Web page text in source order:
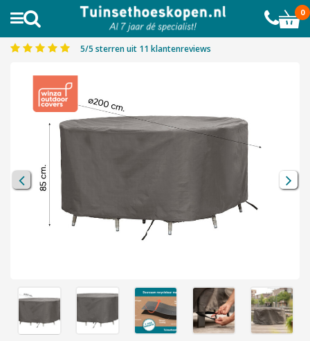
0
AL MEER DAN 10.000 TEVREDEN KLANTEN
Outdoor Covers ronde tuinsethoes 200x85h cm.
5/5 sterren uit 11 klantenreviews